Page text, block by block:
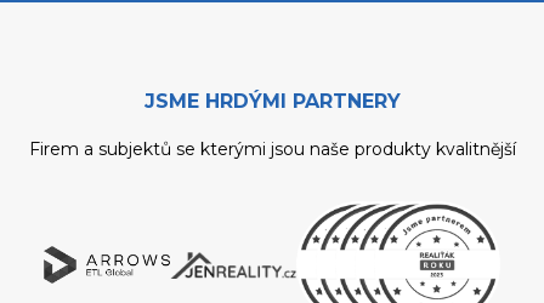
JSME HRDÝMI PARTNERY
Firem a subjektů se kterými jsou naše produkty kvalitnější